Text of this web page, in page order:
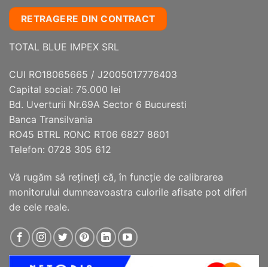
mai
multe
variații.
Opțiunile
fi
alese
pagina
produsului.
RETRAGERE DIN CONTRACT
TOTAL BLUE IMPEX SRL
CUI RO18065665 / J2005017776403
Capital social: 75.000 lei
Bd. Uverturii Nr.69A Sector 6 Bucuresti
Banca Transilvania
RO45 BTRL RONC RT06 6827 8601
Telefon: 0728 305 612
Vă rugăm să reţineţi că, în funcţie de calibrarea
monitorului dumneavoastra culorile afisate pot diferi
de cele reale.